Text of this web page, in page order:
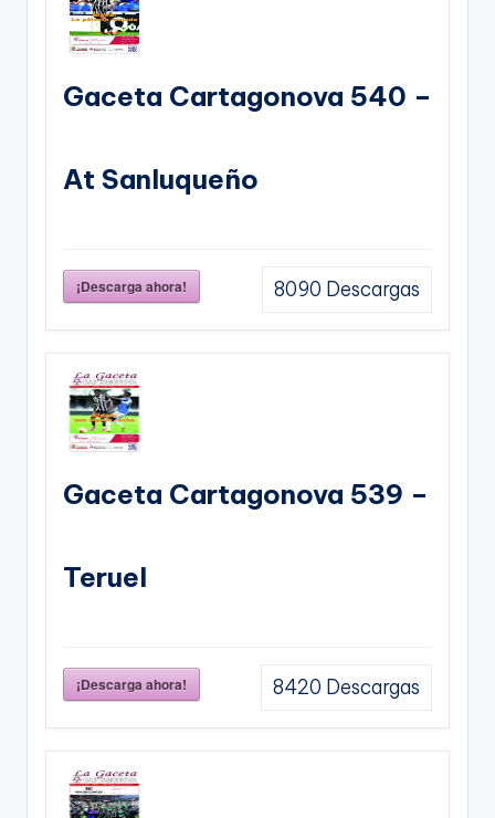
Gaceta Cartagonova 540 –
At Sanluqueño
¡Descarga ahora! 8090 Descargas
Gaceta Cartagonova 539 –
Teruel
¡Descarga ahora! 8420 Descargas